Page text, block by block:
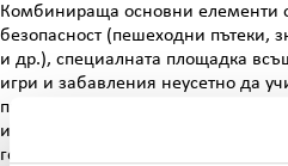
Комбинираща основни елементи
безопасност (пешеходни пътеки,
и др.), специалната площадка
игри и забавления неусетно да
правила, които трябва да спазват
инцидентите по пътищата –
години. Идеята да привлече